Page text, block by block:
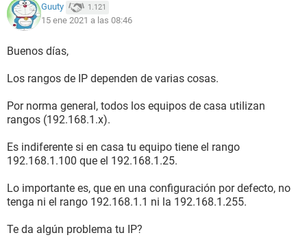
Guuty 1.121
15 ene 2021 a las 08:46
Buenos días,
Los rangos de IP dependen de varias cosas.
Por norma general, todos los equipos de casa utilizan
rangos (192.168.1.x).
Es indiferente si en casa tu equipo tiene el rango
192.168.1.100 que el 192.168.1.25.
Lo importante es, que en una configuración por defecto, no
tenga ni el rango 192.168.1.1 ni la 192.168.1.255.
Te da algún problema tu IP?